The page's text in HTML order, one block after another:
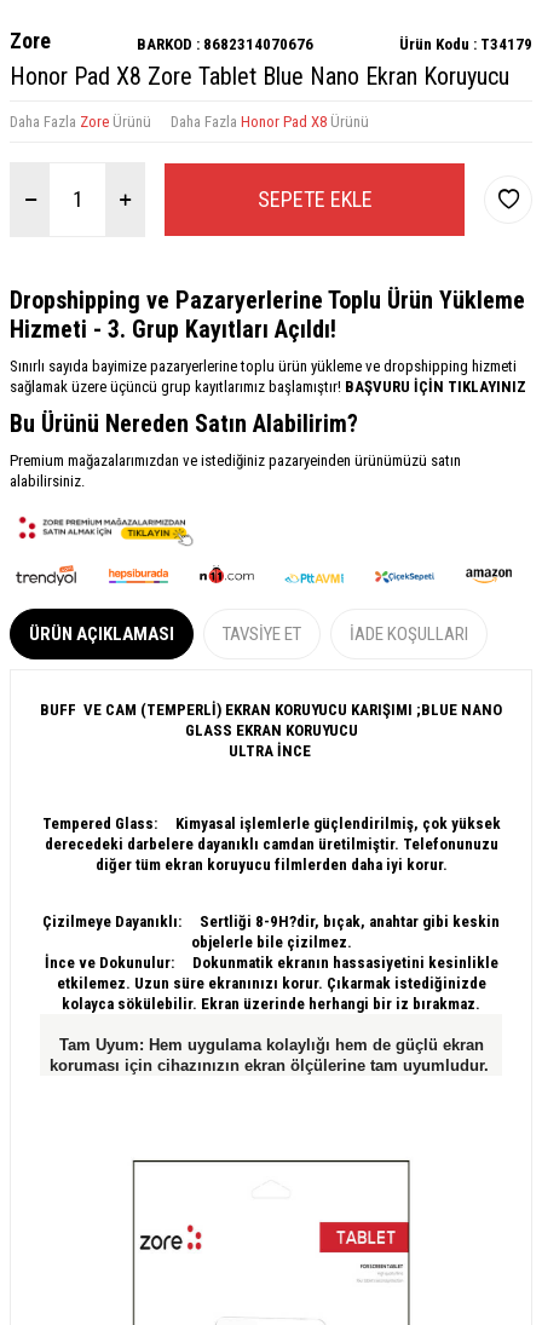
Zore BARKOD : 8682314070676 Ürün Kodu : T34179
Honor Pad X8 Zore Tablet Blue Nano Ekran Koruyucu
Daha Fazla Zore Ürünü Daha Fazla Honor Pad X8 Ürünü
SEPETE EKLE
Dropshipping ve Pazaryerlerine Toplu Ürün Yükleme
Hizmeti - 3. Grup Kayıtları Açıldı!
Sınırlı sayıda bayimize pazaryerlerine toplu ürün yükleme ve dropshipping hizmeti
sağlamak üzere üçüncü grup kayıtlarımız başlamıştır! BAŞVURU İÇİN TIKLAYINIZ
Bu Ürünü Nereden Satın Alabilirim?
Premium mağazalarımızdan ve istediğiniz pazaryeinden ürünümüzü satın
alabilirsiniz.
ÜRÜN AÇIKLAMASI TAVSIYE ET İADE KOŞULLARI
BUFF VE CAM (TEMPERLİ) EKRAN KORUYUCU KARIŞIMI ;BLUE NANO
GLASS EKRAN KORUYUCU
ULTRA İNCE
Tempered Glass: Kimyasal işlemlerle güçlendirilmiş, çok yüksek
derecedeki darbelere dayanıklı camdan üretilmiştir. Telefonunuzu
diğer tüm ekran koruyucu filmlerden daha iyi korur.
Çizilmeye Dayanıklı: Sertliği 8-9H?dir, bıçak, anahtar gibi keskin
objelerle bile çizilmez.
İnce ve Dokunulur: Dokunmatik ekranın hassasiyetini kesinlikle
etkilemez. Uzun süre ekranınızı korur. Çıkarmak istediğinizde
kolayca sökülebilir. Ekran üzerinde herhangi bir iz bırakmaz.
Tam Uyum: Hem uygulama kolaylığı hem de güçlü ekran
koruması için cihazınızın ekran ölçülerine tam uyumludur.